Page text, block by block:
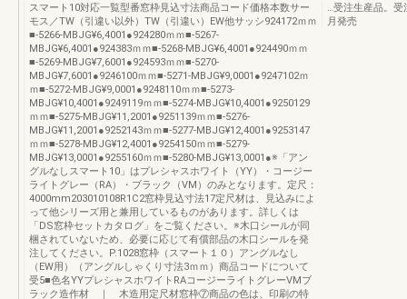
スマート10対応一覧型番窓枠見込寸法商品コード価格本数サー
モス／TW（引違い以外）TW（引違い）EW他サッシ924172ｍｍ
■-5266-MBJG¥6,4001●924280ｍｍ■-5267-
MBJG¥6,4001●924383ｍｍ■-5268-MBJG¥6,4001●924490ｍｍ
■-5269-MBJG¥7,6001●924593ｍｍ■-5270-
MBJG¥7,6001●9246100ｍｍ■-5271-MBJG¥9,0001●9247102ｍ
ｍ■-5272-MBJG¥9,0001●9248110ｍｍ■-5273-
MBJG¥10,4001●9249119ｍｍ■-5274-MBJG¥10,4001●9250129
ｍｍ■-5275-MBJG¥11,2001●9251139ｍｍ■-5276-
MBJG¥11,2001●9252143ｍｍ■-5277-MBJG¥12,4001●9253147
ｍｍ■-5278-MBJG¥12,4001●9254150ｍｍ■-5279-
MBJG¥13,0001●9255160ｍｍ■-5280-MBJG¥13,0001●※「アン
グルなしスマート10」はプレシャスホワイト（YY）・コージー
ライトグレー（RA）・ブラック（VM）のみとなります。定尺：
4000mm203010108R1C2窓枠見込寸法17定尺材は、見込みによ
って他シリーズ用と兼用しているものがあります。詳しくは
「DS窓枠セットカタログ」をご覧ください。※木口シールが同
梱されていないため、必要に応じて有償部品の木口シールを発
注してください。P.1028窓枠（スマート１０）アングルなし
（EW用）（アングルしゃくり寸法3ｍｍ）商品コードについて
受5■色名YYプレシャスホワイトRAコージーライトグレーVMブ
ラック造作材 ｜ 木造用定尺材窓枠⑦商品の色は、印刷の特
…受注生産品。受
月発売